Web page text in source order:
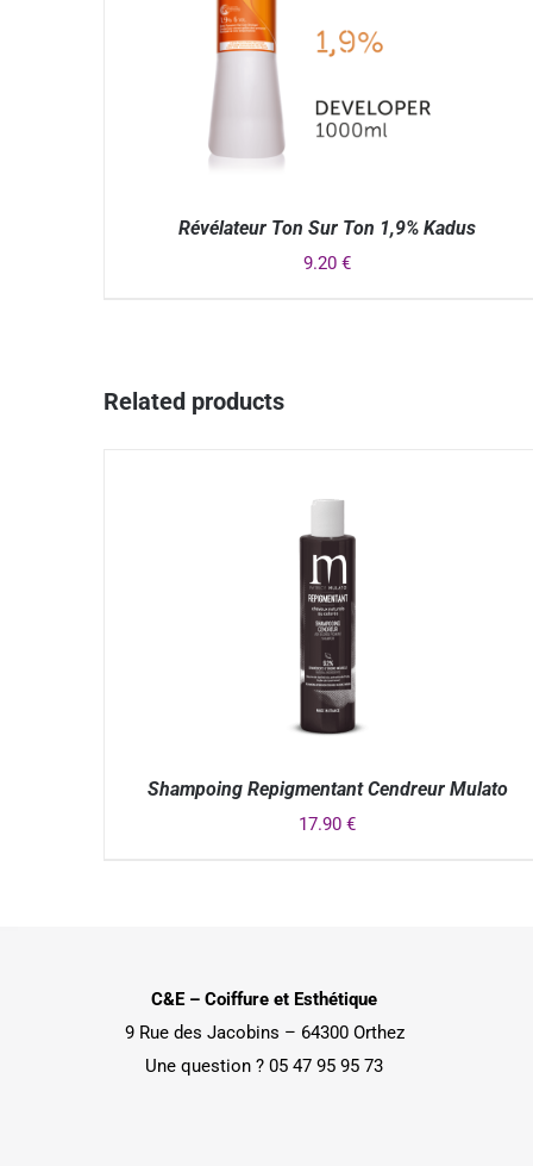
Révélateur Ton Sur Ton 1,9% Kadus
9.20€
Related products
Shampoing Repigmentant Cendreur Mulato
17.90€
C&E – Coiffure et Esthétique
9 Rue des Jacobins – 64300 Orthez
Une question ? 05 47 95 95 73